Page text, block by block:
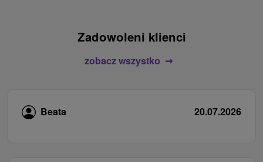
Zadowoleni klienci
zobacz wszystko
Beata 20.07.2026